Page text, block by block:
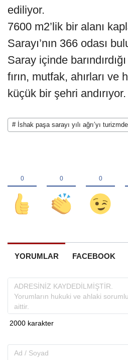
ediliyor.
7600 m2’lik bir alanı
Sarayı’nın 366 odası
Saray içinde
fırın, mutfak, ahırları ve
küçük bir şehri andırıyor.
# İshak paşa sarayı yılı ağrı’yı
YORUMLAR FACEBOOK